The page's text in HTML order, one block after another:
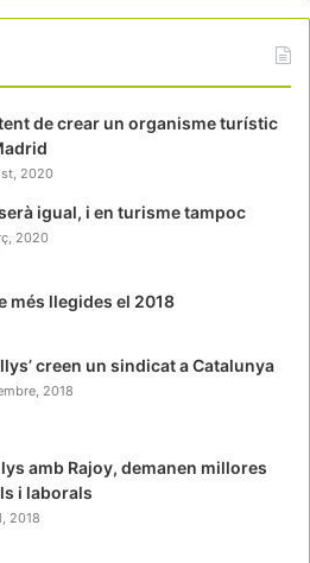
de crear un organisme turístic
2020
igual, i en turisme tampoc
2020
més llegides el 2018
creen un sindicat a Catalunya
2018
amb Rajoy, demanen millores
i laborals
2018